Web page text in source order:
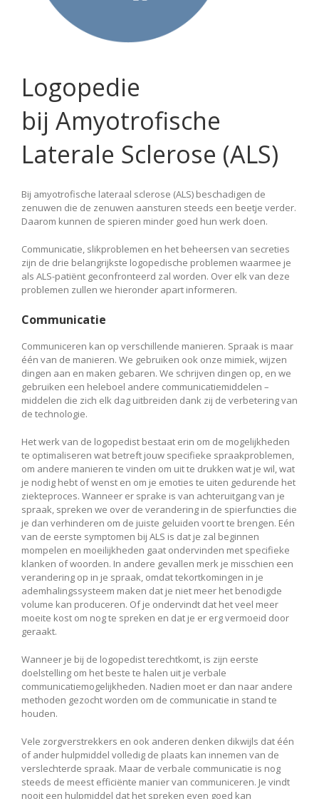
Logopedie
bij Amyotrofische
Laterale Sclerose (ALS)
Bij amyotrofische lateraal sclerose (ALS) beschadigen de
zenuwen die de zenuwen aansturen steeds een beetje verder.
Daarom kunnen de spieren minder goed hun werk doen.
Communicatie, slikproblemen en het beheersen van secreties
zijn de drie belangrijkste logopedische problemen waarmee je
als ALS-patiënt geconfronteerd zal worden. Over elk van deze
problemen zullen we hieronder apart informeren.
Communicatie
Communiceren kan op verschillende manieren. Spraak is maar
één van de manieren. We gebruiken ook onze mimiek, wijzen
dingen aan en maken gebaren. We schrijven dingen op, en we
gebruiken een heleboel andere communicatiemiddelen –
middelen die zich elk dag uitbreiden dank zij de verbetering van
de technologie.
Het werk van de logopedist bestaat erin om de mogelijkheden
te optimaliseren wat betreft jouw specifieke spraakproblemen,
om andere manieren te vinden om uit te drukken wat je wil, wat
je nodig hebt of wenst en om je emoties te uiten gedurende het
ziekteproces. Wanneer er sprake is van achteruitgang van je
spraak, spreken we over de verandering in de spierfuncties die
je dan verhinderen om de juiste geluiden voort te brengen. Eén
van de eerste symptomen bij ALS is dat je zal beginnen
mompelen en moeilijkheden gaat ondervinden met specifieke
klanken of woorden. In andere gevallen merk je misschien een
verandering op in je spraak, omdat tekortkomingen in je
ademhalingssysteem maken dat je niet meer het benodigde
volume kan produceren. Of je ondervindt dat het veel meer
moeite kost om nog te spreken en dat je er erg vermoeid door
geraakt.
Wanneer je bij de logopedist terechtkomt, is zijn eerste
doelstelling om het beste te halen uit je verbale
communicatiemogelijkheden. Nadien moet er dan naar andere
methoden gezocht worden om de communicatie in stand te
houden.
Vele zorgverstrekkers en ook anderen denken dikwijls dat één
of ander hulpmiddel volledig de plaats kan innemen van de
verslechterde spraak. Maar de verbale communicatie is nog
steeds de meest efficiënte manier van communiceren. Je vindt
nooit een hulpmiddel dat het spreken even goed kan